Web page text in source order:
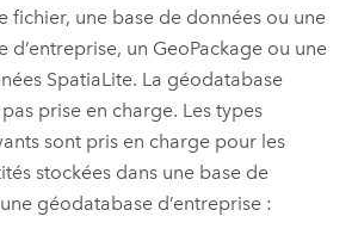
fichier, une base de données ou une
d’entreprise, un GeoPackage ou une
SpatiaLite. La géodatabase
prise en charge. Les types
sont pris en charge pour les
stockées dans une base de
géodatabase d’entreprise :